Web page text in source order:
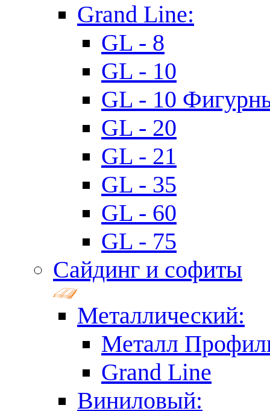
Grand Line:
GL - 8
GL - 10
GL - 10
GL - 20
GL - 21
GL - 35
GL - 60
GL - 75
Сайдинг и софиты
Металлический:
Металл
Grand Line
Виниловый: